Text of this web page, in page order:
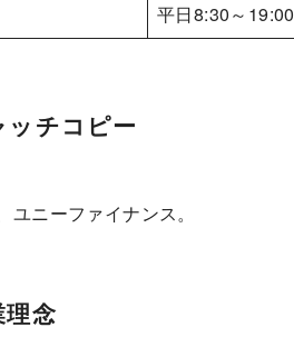
平日8:30～19:00
チコピー
ニーファイナンス。
念